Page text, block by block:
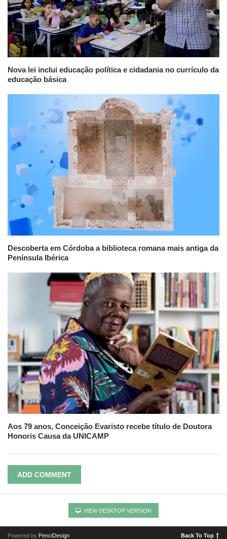
Nova lei inclui educação política e cidadania no currículo da
educação básica
Descoberta em Córdoba a biblioteca romana mais antiga da
Península Ibérica
Aos 79 anos, Conceição Evaristo recebe título de Doutora
Honoris Causa da UNICAMP
ADD COMMENT
VIEW DESKTOP VERSION
Powered by PenciDesign Back To Top